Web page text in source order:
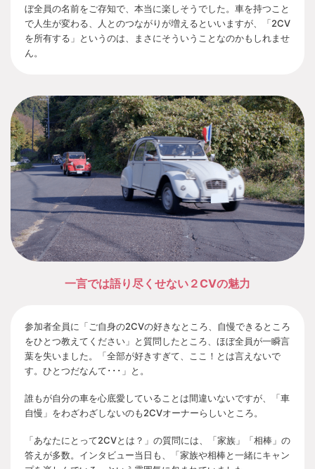
ぼ全員の名前をご存知で、本当に楽しそうでした。車を持つこと
で人生が変わる、人とのつながりが増えるといいますが、「2CV
を所有する」というのは、まさにそういうことなのかもしれませ
ん。
一言では語り尽くせない２CVの魅力
参加者全員に「ご自身の2CVの好きなところ、自慢できるところ
をひとつ教えてください」と質問したところ、ほぼ全員が一瞬言
葉を失いました。「全部が好きすぎて、ここ！とは言えないで
す。ひとつだなんて･･･」と。
誰もが自分の車を心底愛していることは間違いないですが、「車
自慢」をわざわざしないのも2CVオーナーらしいところ。
「あなたにとって2CVとは？」の質問には、「家族」「相棒」の
答えが多数。インタビュー当日も、「家族や相棒と一緒にキャン